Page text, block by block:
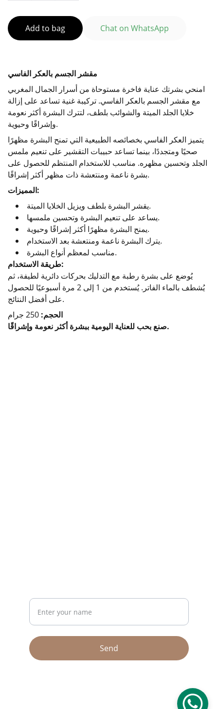
Add to bag Chat on WhatsApp
مقشر الجسم بالعكر الفاسي
امنحي بشرتك عناية فاخرة مستوحاة من أسرار الجمال المغربي
مع مقشر الجسم بالعكر الفاسي. تركيبة غنية تساعد على إزالة
خلايا الجلد الميتة والشوائب بلطف، لتترك البشرة أكثر نعومة
وإشراقًا وحيوية.
يتميز العكر الفاسي بخصائصه الطبيعية التي تمنح البشرة مظهرًا
صحيًا ومتجددًا، بينما تساعد حبيبات التقشير على تنعيم ملمس
الجلد وتحسين مظهره. مناسب للاستخدام المنتظم للحصول على
بشرة ناعمة ومنتعشة ذات مظهر أكثر إشراقًا.
المميزات:
يقشر البشرة بلطف ويزيل الخلايا الميتة.
يساعد على تنعيم البشرة وتحسين ملمسها.
يمنح البشرة مظهرًا أكثر إشراقًا وحيوية.
يترك البشرة ناعمة ومنتعشة بعد الاستخدام.
مناسب لمعظم أنواع البشرة.
طريقة الاستخدام:
يُوضع على بشرة رطبة مع التدليك بحركات دائرية لطيفة، ثم
يُشطف بالماء الفاتر. يُستخدم من 1 إلى 2 مرة أسبوعيًا للحصول
على أفضل النتائج.
الحجم:
صنع بحب للعناية اليومية ببشرة أكثر نعومة وإشراقًا.
Send